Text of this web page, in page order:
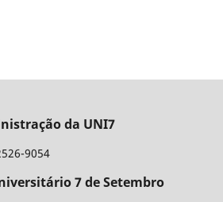
da UNI7
9054
7 de Setembro